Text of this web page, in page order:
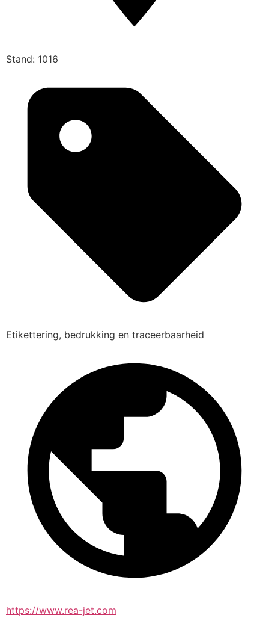
Stand: 1016
Etikettering, bedrukking en traceerbaarheid
https://www.rea-jet.com